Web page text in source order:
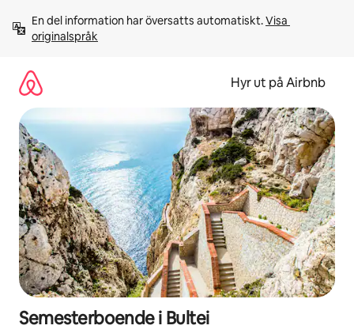
innehåll
En del information har översatts automatiskt. Visa
originalspråk
Hyr ut på Airbnb
Semesterboende i Bultei